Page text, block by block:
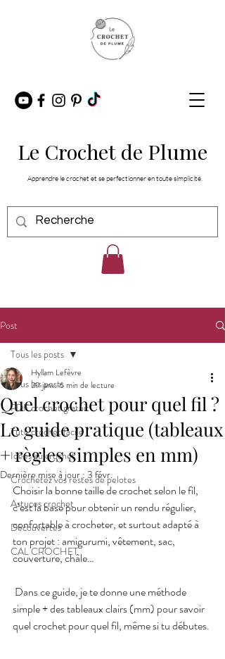
Le Crochet de Plume
Apprendre le crochet et se perfectionner en toute simplicité.
Post
Tous les posts
PDF crochet gratuit
Tuto crochet facile
Idées au crochet
Crochetez vos restes de pelotes
Astuces crochet
Découvertes
CAL CROCHET
Tous les posts
Quel crochet pour quel fil ?
Le guide pratique (tableaux
+ règles simples en mm)
Hyllam Lefèvre
29 janv.6 min de lecture
Dernière mise à jour : 3 févr.
Choisir la bonne taille de crochet selon le fil,
c’est la base pour obtenir un rendu régulier,
confortable à crocheter, et surtout adapté à
ton projet : amigurumi, vêtement, sac,
couverture, châle…
simple + des tableaux clairs (mm) pour savoir
quel crochet pour quel fil, même si tu débutes.